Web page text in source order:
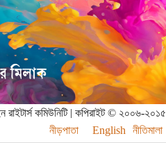
কমিউনিটি | কপিরাইট © ২০০৬-২০১৫
নীড়পাতা
English নীতিমালা